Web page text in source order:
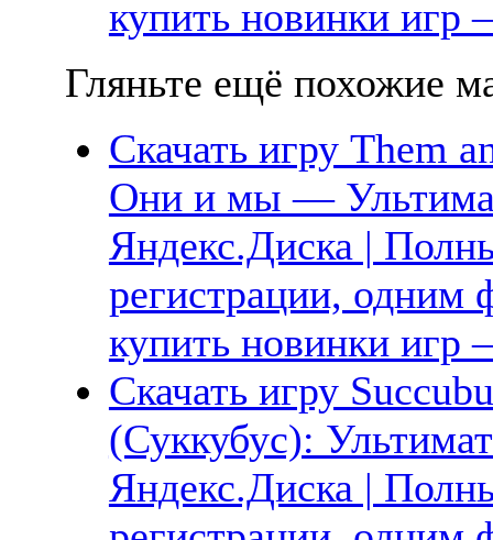
купить новинки
Гляньте ещё похожие
Скачать игру Them
Они и мы —
Яндекс.Диска |
регистрации, одним
купить новинки
Скачать игру
(Суккубус):
Яндекс.Диска |